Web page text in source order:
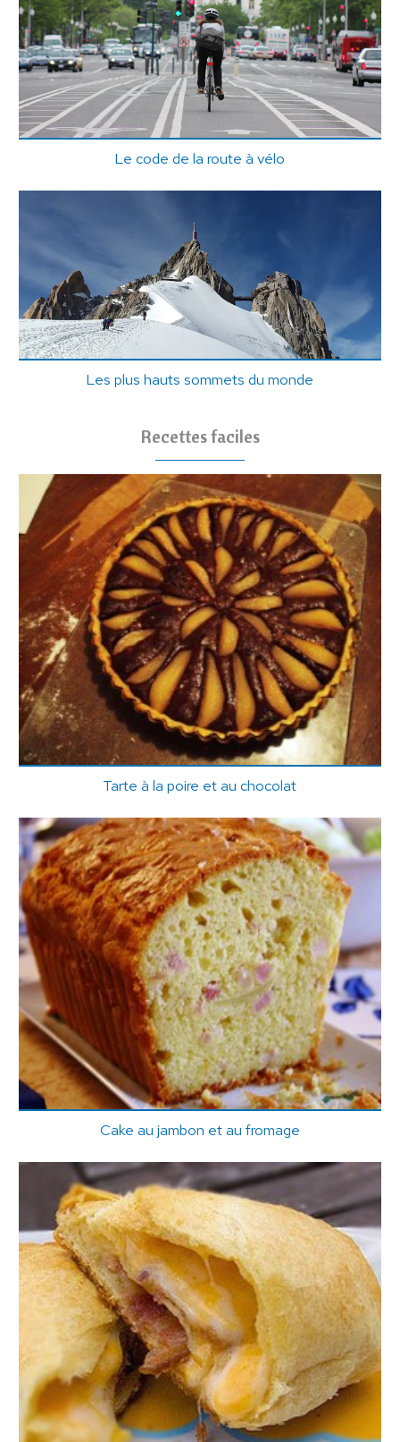
Le code de la route à vélo
Les plus hauts sommets du monde
Recettes faciles
Tarte à la poire et au chocolat
Cake au jambon et au fromage